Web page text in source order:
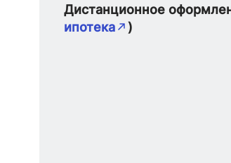
Дистанционное
ипотека
)